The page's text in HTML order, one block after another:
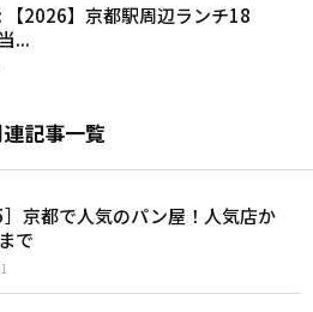
【2026】京都駅周辺ランチ18
...
記事一覧
］京都で人気のパン屋！人気店か
で